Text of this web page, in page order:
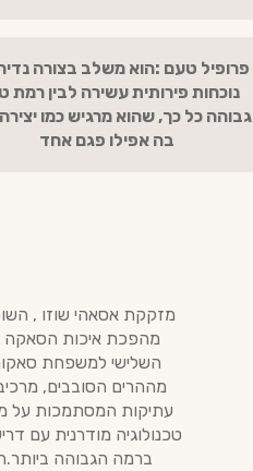
פרופיל טעם :הוא משלב בצורה
נוכחות פירותית עשירה לבין רמת
גבוהה כל כך, שהוא מרגיש כמו
בה אפילו פגם אחד
מזקקת אסאהי שוזו ,
השלישי למשפחת
מההרים הסובבים,
עתיקות המסתמכות על
טכנולוגיה מודרנית עם
ברמה הגבוהה